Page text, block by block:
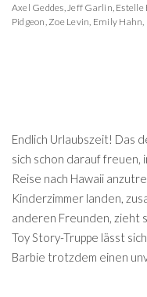
Axel Geddes,Jeff Garlin, Estelle
Pidgeon,Zoe Levin, Emily Hahn,
Endlich Urlaubszeit! Das
sich schon darauf freuen,
Reise nach Hawaii
Kinderzimmer landen,
anderen Freunden, zieht
Toy Story-Truppe lässt
Barbie trotzdem einen